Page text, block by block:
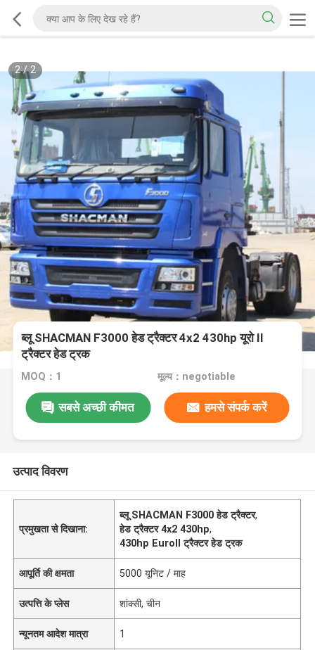
2/2
ब्लू SHACMAN F3000 हेड ट्रैक्टर 4x2 430hp यूरो II
ट्रैक्टर हेड ट्रक
MOQ：1 मूल्य：negotiable
सबसे अच्छी कीमत हमसे संपर्क करें
उत्पाद विवरण
प्रमुखता से दिखाना:
ब्लू SHACMAN F3000 हेड ट्रैक्टर,
हेड ट्रैक्टर 4x2 430hp,
430hp EuroII ट्रैक्टर हेड ट्रक
आपूर्ति की क्षमता 5000 यूनिट / माह
उत्पत्ति के प्लेस शांक्सी, चीन
न्यूनतम आदेश मात्रा 1